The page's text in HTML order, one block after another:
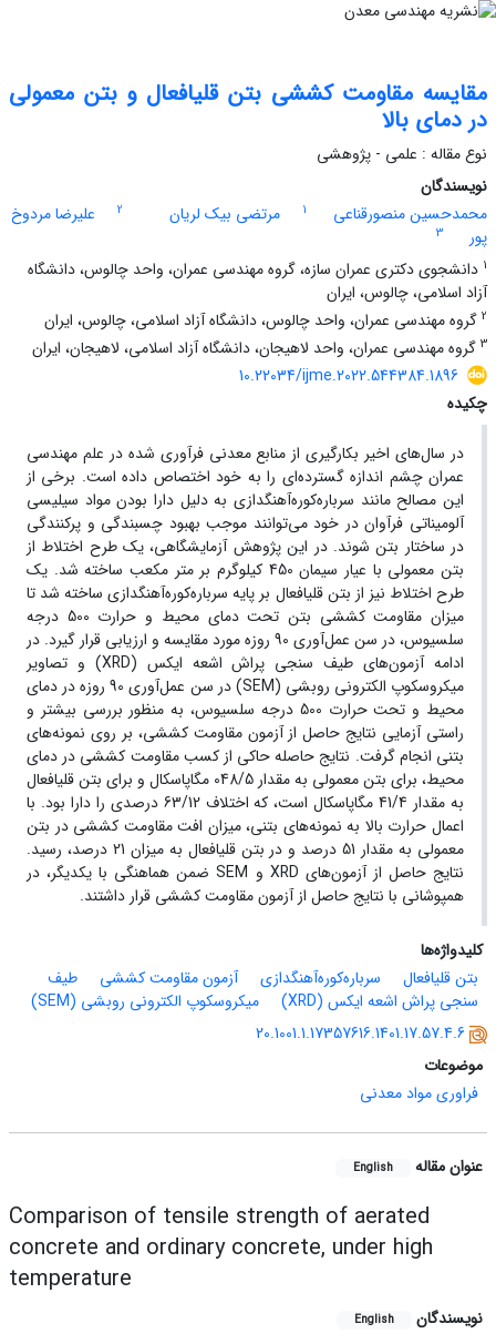
مقایسه مقاومت کششی بتن قلیافعال و بتن معمولی
در دمای بالا
نوع مقاله : علمی - پژوهشی
نویسندگان
محمدحسین منصورقناعی
1 مرتضی بیک لریان 2
علیرضا مردوخ
پور
3
1 دانشجوی دکتری عمران سازه، گروه مهندسی عمران، واحد چالوس، دانشگاه
آزاد اسلامی، چالوس، ایران
2 گروه مهندسی عمران، واحد چالوس، دانشگاه آزاد اسلامی، چالوس، ایران
3 گروه مهندسی عمران، واحد لاهیجان، دانشگاه آزاد اسلامی، لاهیجان، ایران
10.22034/ijme.2022.544384.1896
چکیده
در سال‌های اخیر بکارگیری از منابع معدنی فرآوری شده در علم مهندسی
عمران چشم اندازه گسترده‌ای را به خود اختصاص داده است. برخی از
این مصالح مانند سرباره‌کوره‌آهنگدازی به دلیل دارا بودن مواد سیلیسی
آلومیناتی فرآوان در خود می‌توانند موجب بهبود چسبندگی و پرکنندگی
در ساختار بتن شوند. در این پژوهش آزمایشگاهی، یک طرح اختلاط از
بتن معمولی با عیار سیمان 450 کیلوگرم بر متر مکعب ساخته شد. یک
طرح اختلاط نیز از بتن قلیافعال بر پایه سرباره‌کوره‌آهنگدازی ساخته شد تا
میزان مقاومت کششی بتن تحت دمای محیط و حرارت 500 درجه
سلسیوس، در سن عمل‌آوری 90 روزه مورد مقایسه و ارزیابی قرار گیرد. در
ادامه آزمون‌های طیف سنجی پراش اشعه ایکس (XRD) و تصاویر
میکروسکوپ الکترونی روبشی (SEM) در سن عمل‌آوری 90 روزه در دمای
محیط و تحت حرارت 500 درجه سلسیوس، به منظور بررسی بیشتر و
راستی آزمایی نتایج حاصل از آزمون مقاومت کششی، بر روی نمونه‌های
بتنی انجام گرفت. نتایج حاصله حاکی از کسب مقاومت کششی در دمای
محیط، برای بتن معمولی به مقدار 048/5 مگاپاسکال و برای بتن قلیافعال
به مقدار 41/4 مگاپاسکال است، که اختلاف 63/12 درصدی را دارا بود. با
اعمال حرارت بالا به نمونه‌های بتنی، میزان افت مقاومت کششی در بتن
معمولی به مقدار 51 درصد و در بتن قلیافعال به میزان 21 درصد، رسید.
نتایج حاصل از آزمون‌های XRD و SEM ضمن هماهنگی با یکدیگر، در
همپوشانی با نتایج حاصل از آزمون مقاومت کششی قرار داشتند.
کلیدواژه‌ها
بتن قلیافعال
سرباره‌کوره‌آهنگدازی آزمون مقاومت کششی
طیف
سنجی پراش اشعه ایکس (XRD)
میکروسکوپ الکترونی روبشی (SEM)
20.1001.1.17357616.1401.17.57.4.6
موضوعات
فراوری مواد معدنی
عنوان مقاله English
Comparison of tensile strength of aerated
concrete and ordinary concrete, under high
temperature
نویسندگان English